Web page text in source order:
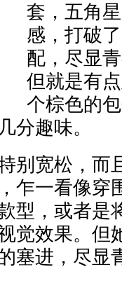
套，五角
感，打破
配，尽显
但就是有
个棕色的
分趣味。
宽松，而
乍一看像穿
型，或者是
觉效果。但
塞进，尽显